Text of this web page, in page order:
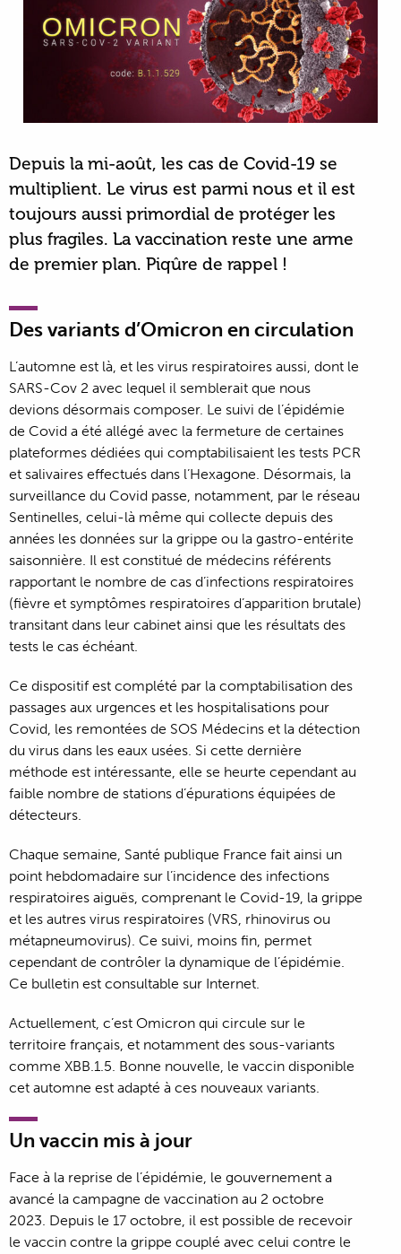
Depuis la mi-août, les cas de Covid-19 se
multiplient. Le virus est parmi nous et il est
toujours aussi primordial de protéger les
plus fragiles. La vaccination reste une arme
de premier plan. Piqûre de rappel !
Des variants d’Omicron en circulation
L’automne est là, et les virus respiratoires aussi, dont le
SARS-Cov 2 avec lequel il semblerait que nous
devions désormais composer. Le suivi de l’épidémie
de Covid a été allégé avec la fermeture de certaines
plateformes dédiées qui comptabilisaient les tests PCR
et salivaires effectués dans l’Hexagone. Désormais, la
surveillance du Covid passe, notamment, par le réseau
Sentinelles, celui-là même qui collecte depuis des
années les données sur la grippe ou la gastro-entérite
saisonnière. Il est constitué de médecins référents
rapportant le nombre de cas d’infections respiratoires
(fièvre et symptômes respiratoires d’apparition brutale)
transitant dans leur cabinet ainsi que les résultats des
tests le cas échéant.
Ce dispositif est complété par la comptabilisation des
passages aux urgences et les hospitalisations pour
Covid, les remontées de SOS Médecins et la détection
du virus dans les eaux usées. Si cette dernière
méthode est intéressante, elle se heurte cependant au
faible nombre de stations d’épurations équipées de
détecteurs.
Chaque semaine, Santé publique France fait ainsi un
point hebdomadaire sur l’incidence des infections
respiratoires aiguës, comprenant le Covid-19, la grippe
et les autres virus respiratoires (VRS, rhinovirus ou
métapneumovirus). Ce suivi, moins fin, permet
cependant de contrôler la dynamique de l’épidémie.
Ce bulletin est consultable sur Internet.
Actuellement, c’est Omicron qui circule sur le
territoire français, et notamment des sous-variants
comme XBB.1.5. Bonne nouvelle, le vaccin disponible
cet automne est adapté à ces nouveaux variants.
Un vaccin mis à jour
Face à la reprise de l’épidémie, le gouvernement a
avancé la campagne de vaccination au 2 octobre
2023. Depuis le 17 octobre, il est possible de recevoir
le vaccin contre la grippe couplé avec celui contre le